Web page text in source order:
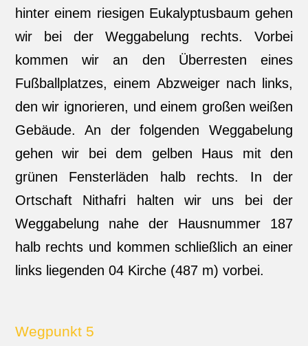
hinter einem riesigen Eukalyptusbaum gehen
wir bei der Weggabelung rechts. Vorbei
kommen wir an den Überresten eines
Fußballplatzes, einem Abzweiger nach links,
den wir ignorieren, und einem großen weißen
Gebäude. An der folgenden Weggabelung
gehen wir bei dem gelben Haus mit den
grünen Fensterläden halb rechts. In der
Ortschaft Nithafri halten wir uns bei der
Weggabelung nahe der Hausnummer 187
halb rechts und kommen schließlich an einer
links liegenden 04 Kirche (487 m) vorbei.
Wegpunkt 5